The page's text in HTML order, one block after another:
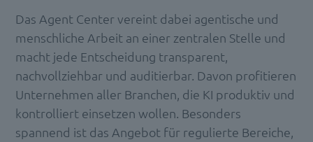
Das Agent Center vereint dabei agentische und
menschliche Arbeit an einer zentralen Stelle und
macht jede Entscheidung transparent,
nachvollziehbar und auditierbar. Davon profitieren
Unternehmen aller Branchen, die KI produktiv und
kontrolliert einsetzen wollen. Besonders
spannend ist das Angebot für regulierte Bereiche,